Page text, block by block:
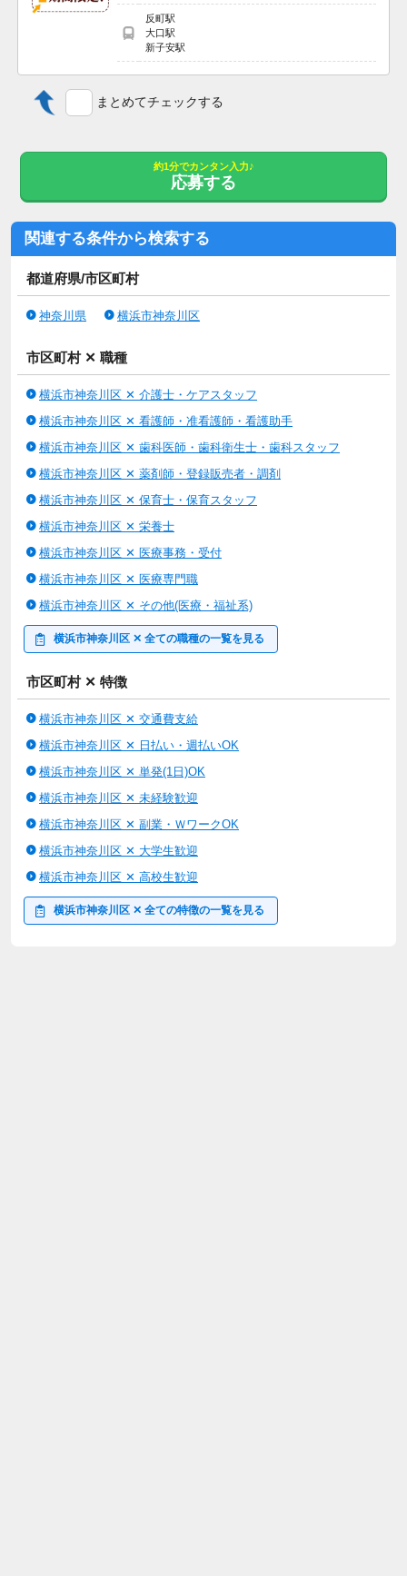
反町駅
大口駅
新子安駅
まとめてチェックする
約1分でカンタン入力♪
応募する
関連する条件から検索する
都道府県/市区町村
神奈川県 横浜市神奈川区
市区町村 ✕ 職種
横浜市神奈川区 ✕ 介護士・ケアスタッフ
横浜市神奈川区 ✕ 看護師・准看護師・看護助手
横浜市神奈川区 ✕ 歯科医師・歯科衛生士・歯科スタッフ
横浜市神奈川区 ✕ 薬剤師・登録販売者・調剤
横浜市神奈川区 ✕ 保育士・保育スタッフ
横浜市神奈川区 ✕ 栄養士
横浜市神奈川区 ✕ 医療事務・受付
横浜市神奈川区 ✕ 医療専門職
横浜市神奈川区 ✕ その他(医療・福祉系)
横浜市神奈川区 ✕ 全ての職種の一覧を見る
市区町村 ✕ 特徴
横浜市神奈川区 ✕ 交通費支給
横浜市神奈川区 ✕ 日払い・週払いOK
横浜市神奈川区 ✕ 単発(1日)OK
横浜市神奈川区 ✕ 未経験歓迎
横浜市神奈川区 ✕ 副業・ＷワークOK
横浜市神奈川区 ✕ 大学生歓迎
横浜市神奈川区 ✕ 高校生歓迎
横浜市神奈川区 ✕ 全ての特徴の一覧を見る